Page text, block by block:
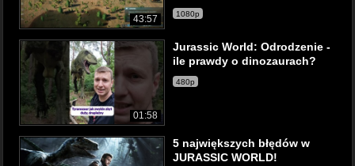
43:57 1080p
01:58
Jurassic World: Odrodzenie -
ile prawdy o dinozaurach?
480p
5 największych błędów w
JURASSIC WORLD!